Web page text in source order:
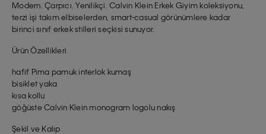
Modern. Çarpıcı. Yenilikçi. Calvin Klein Erkek Giyim koleksiyonu,
terzi işi takım elbiselerden, smart-casual görünümlere kadar
birinci sınıf erkek stilleri seçkisi sunuyor.
Ürün Özellikleri
hafif Pima pamuk interlok kumaş
bisiklet yaka
kısa kollu
göğüste Calvin Klein monogram logolu nakış
Şekil ve Kalıp